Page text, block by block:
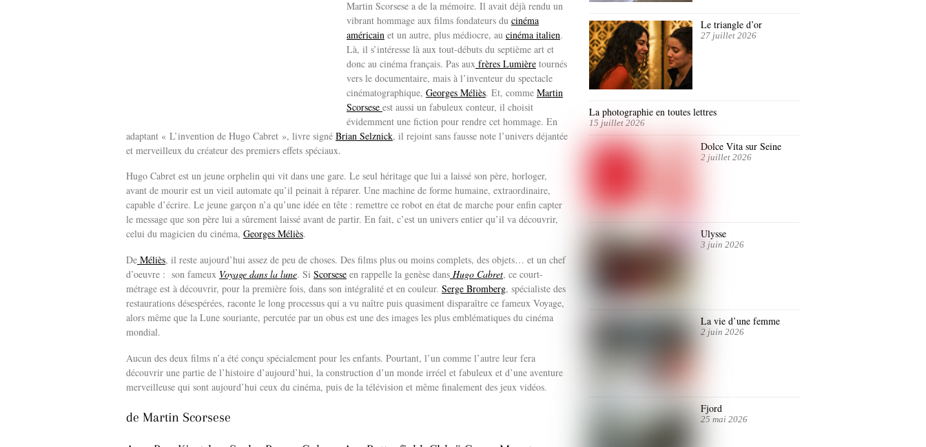
Martin Scorsese a de la mémoire. Il avait déjà rendu un
vibrant hommage aux films fondateurs du cinéma
américain et un autre, plus médiocre, au cinéma italien.
Là, il s’intéresse là aux tout-débuts du septième art et
donc au cinéma français. Pas aux frères Lumière tournés
vers le documentaire, mais à l’inventeur du spectacle
cinématographique, Georges Méliès. Et, comme Martin
Scorsese est aussi un fabuleux conteur, il choisit
évidemment une fiction pour rendre cet hommage. En
adaptant « L’invention de Hugo Cabret », livre signé Brian Selznick, il rejoint sans fausse note l’univers déjantée
et merveilleux du créateur des premiers effets spéciaux.
Hugo Cabret est un jeune orphelin qui vit dans une gare. Le seul héritage que lui a laissé son père, horloger,
avant de mourir est un vieil automate qu’il peinait à réparer. Une machine de forme humaine, extraordinaire,
capable d’écrire. Le jeune garçon n’a qu’une idée en tête : remettre ce robot en état de marche pour enfin capter
le message que son père lui a sûrement laissé avant de partir. En fait, c’est un univers entier qu’il va découvrir,
celui du magicien du cinéma, Georges Méliès.
De Méliès, il reste aujourd’hui assez de peu de choses. Des films plus ou moins complets, des objets… et un chef
d’oeuvre : son fameux Voyage dans la lune. Si Scorsese en rappelle la genèse dans Hugo Cabret, ce court-
métrage est à découvrir, pour la première fois, dans son intégralité et en couleur. Serge Bromberg, spécialiste des
restaurations désespérées, raconte le long processus qui a vu naître puis quasiment disparaître ce fameux Voyage,
alors même que la Lune souriante, percutée par un obus est une des images les plus emblématiques du cinéma
mondial.
Aucun des deux films n’a été conçu spécialement pour les enfants. Pourtant, l’un comme l’autre leur fera
découvrir une partie de l’histoire d’aujourd’hui, la construction d’un monde irréel et fabuleux et d’une aventure
merveilleuse qui sont aujourd’hui ceux du cinéma, puis de la télévision et même finalement des jeux vidéos.
de Martin Scorsese
Le triangle d’or
27 juillet 2026
La photographie en toutes lettres
15 juillet 2026
Dolce Vita sur Seine
2 juillet 2026
Ulysse
3 juin 2026
La vie d’une femme
2 juin 2026
Fjord
25 mai 2026